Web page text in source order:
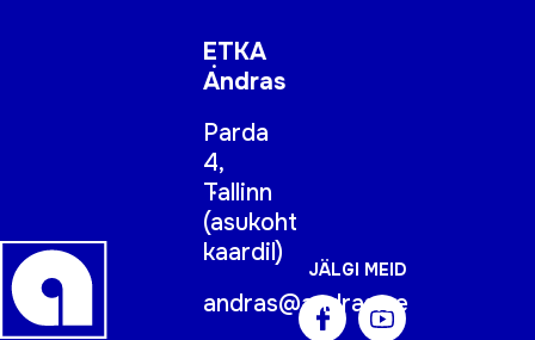
ETKA
Andras
Parda
4,
Tallinn
(asukoht
kaardil)
andras@andras.ee
JÄLGI MEID